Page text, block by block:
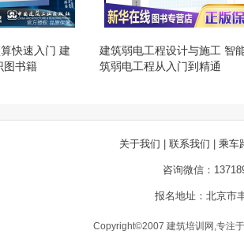
快速入门 建
图书籍
建筑弱电工程设计与施工 智
筑弱电工程从入门到精通
关于我们 联系我们 乘车
咨询微信：
报名地址：北京市
Copyright©2007 建筑培训网,专注